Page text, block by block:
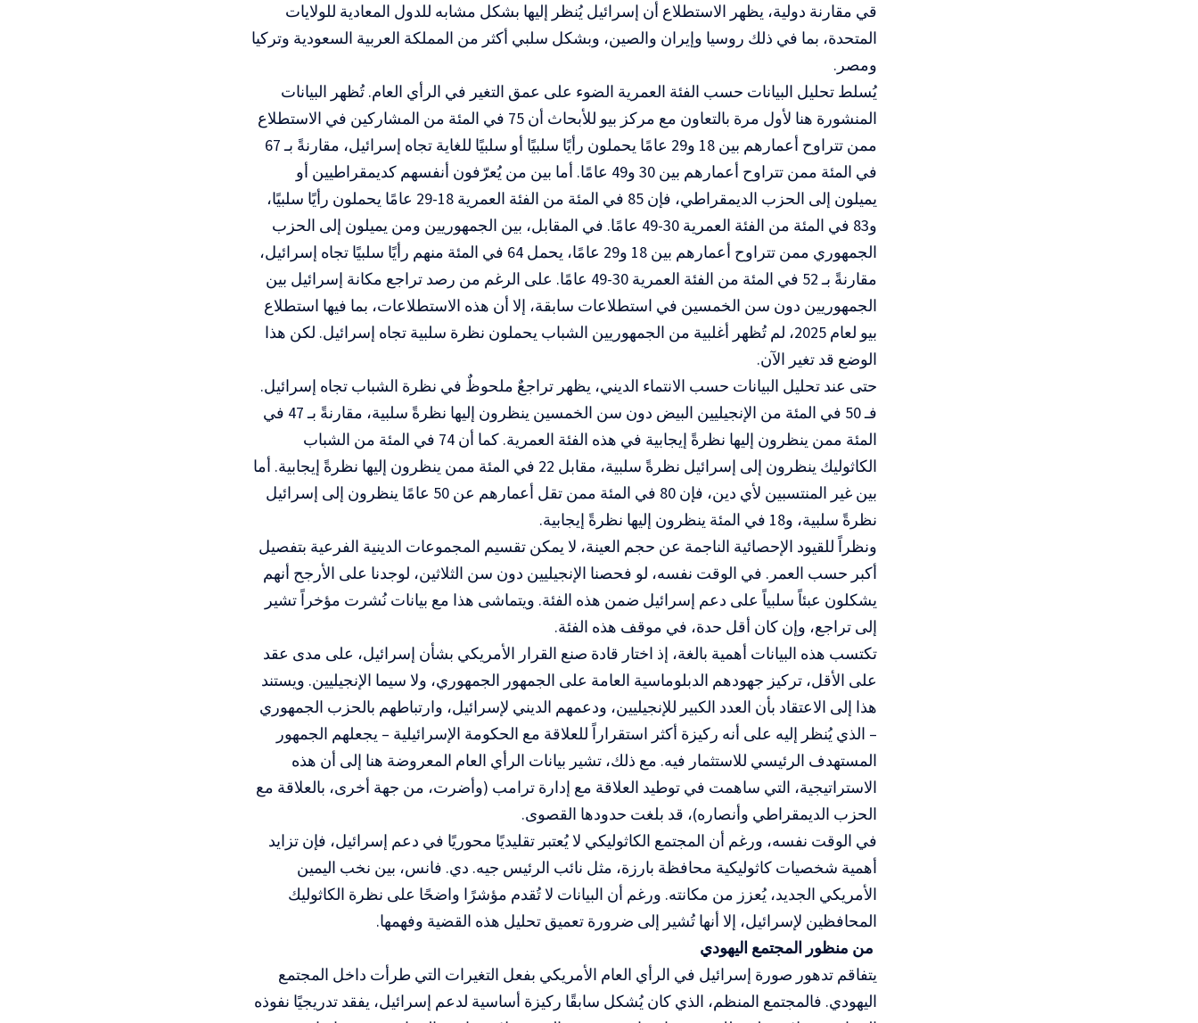
قي مقارنة دولية، يظهر الاستطلاع أن إسرائيل يُنظر إليها بشكل مشابه للدول المعادية للولايات
المتحدة، بما في ذلك روسيا وإيران والصين، وبشكل سلبي أكثر من المملكة العربية السعودية وتركيا
ومصر.
يُسلط تحليل البيانات حسب الفئة العمرية الضوء على عمق التغير في الرأي العام. تُظهر البيانات
المنشورة هنا لأول مرة بالتعاون مع مركز بيو للأبحاث أن 75 في المئة من المشاركين في الاستطلاع
ممن تتراوح أعمارهم بين 18 و29 عامًا يحملون رأيًا سلبيًا أو سلبيًا للغاية تجاه إسرائيل، مقارنةً بـ 67
في المئة ممن تتراوح أعمارهم بين 30 و49 عامًا. أما بين من يُعرّفون أنفسهم كديمقراطيين أو
يميلون إلى الحزب الديمقراطي، فإن 85 في المئة من الفئة العمرية 18-29 عامًا يحملون رأيًا سلبيًا،
و83 في المئة من الفئة العمرية 30-49 عامًا. في المقابل، بين الجمهوريين ومن يميلون إلى الحزب
الجمهوري ممن تتراوح أعمارهم بين 18 و29 عامًا، يحمل 64 في المئة منهم رأيًا سلبيًا تجاه إسرائيل،
مقارنةً بـ 52 في المئة من الفئة العمرية 30-49 عامًا. على الرغم من رصد تراجع مكانة إسرائيل بين
الجمهوريين دون سن الخمسين في استطلاعات سابقة، إلا أن هذه الاستطلاعات، بما فيها استطلاع
بيو لعام 2025، لم تُظهر أغلبية من الجمهوريين الشباب يحملون نظرة سلبية تجاه إسرائيل. لكن هذا
الوضع قد تغير الآن.
حتى عند تحليل البيانات حسب الانتماء الديني، يظهر تراجعٌ ملحوظٌ في نظرة الشباب تجاه إسرائيل.
فـ 50 في المئة من الإنجيليين البيض دون سن الخمسين ينظرون إليها نظرةً سلبية، مقارنةً بـ 47 في
المئة ممن ينظرون إليها نظرةً إيجابية في هذه الفئة العمرية. كما أن 74 في المئة من الشباب
الكاثوليك ينظرون إلى إسرائيل نظرةً سلبية، مقابل 22 في المئة ممن ينظرون إليها نظرةً إيجابية. أما
بين غير المنتسبين لأي دين، فإن 80 في المئة ممن تقل أعمارهم عن 50 عامًا ينظرون إلى إسرائيل
نظرةً سلبية، و18 في المئة ينظرون إليها نظرةً إيجابية.
ونظراً للقيود الإحصائية الناجمة عن حجم العينة، لا يمكن تقسيم المجموعات الدينية الفرعية بتفصيل
أكبر حسب العمر. في الوقت نفسه، لو فحصنا الإنجيليين دون سن الثلاثين، لوجدنا على الأرجح أنهم
يشكلون عبئاً سلبياً على دعم إسرائيل ضمن هذه الفئة. ويتماشى هذا مع بيانات نُشرت مؤخراً تشير
إلى تراجع، وإن كان أقل حدة، في موقف هذه الفئة.
تكتسب هذه البيانات أهمية بالغة، إذ اختار قادة صنع القرار الأمريكي بشأن إسرائيل، على مدى عقد
على الأقل، تركيز جهودهم الدبلوماسية العامة على الجمهور الجمهوري، ولا سيما الإنجيليين. ويستند
هذا إلى الاعتقاد بأن العدد الكبير للإنجيليين، ودعمهم الديني لإسرائيل، وارتباطهم بالحزب الجمهوري
– الذي يُنظر إليه على أنه ركيزة أكثر استقراراً للعلاقة مع الحكومة الإسرائيلية – يجعلهم الجمهور
المستهدف الرئيسي للاستثمار فيه. مع ذلك، تشير بيانات الرأي العام المعروضة هنا إلى أن هذه
الاستراتيجية، التي ساهمت في توطيد العلاقة مع إدارة ترامب (وأضرت، من جهة أخرى، بالعلاقة مع
الحزب الديمقراطي وأنصاره)، قد بلغت حدودها القصوى.
في الوقت نفسه، ورغم أن المجتمع الكاثوليكي لا يُعتبر تقليديًا محوريًا في دعم إسرائيل، فإن تزايد
أهمية شخصيات كاثوليكية محافظة بارزة، مثل نائب الرئيس جيه. دي. فانس، بين نخب اليمين
الأمريكي الجديد، يُعزز من مكانته. ورغم أن البيانات لا تُقدم مؤشرًا واضحًا على نظرة الكاثوليك
المحافظين لإسرائيل، إلا أنها تُشير إلى ضرورة تعميق تحليل هذه القضية وفهمها.
من منظور المجتمع اليهودي
يتفاقم تدهور صورة إسرائيل في الرأي العام الأمريكي بفعل التغيرات التي طرأت داخل المجتمع
اليهودي. فالمجتمع المنظم، الذي كان يُشكل سابقًا ركيزة أساسية لدعم إسرائيل، يفقد تدريجيًا نفوذه